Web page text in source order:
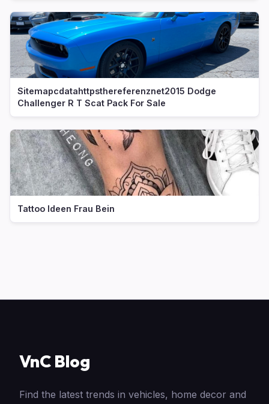
Sitemapcdatahttpsthereferenznet2015 Dodge
Challenger R T Scat Pack For Sale
Tattoo Ideen Frau Bein
VnC Blog
Find the latest trends in vehicles, home decor and